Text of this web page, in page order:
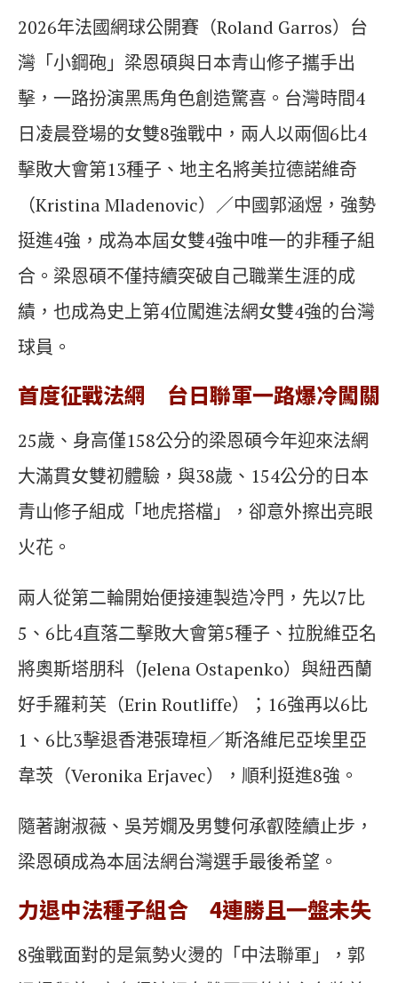
2026年法國網球公開賽（Roland Garros）台
灣「小鋼砲」梁恩碩與日本青山修子攜手出
擊，一路扮演黑馬角色創造驚喜。台灣時間4
日凌晨登場的女雙8強戰中，兩人以兩個6比4
擊敗大會第13種子、地主名將美拉德諾維奇
（Kristina Mladenovic）／中國郭涵煜，強勢
挺進4強，成為本屆女雙4強中唯一的非種子組
合。梁恩碩不僅持續突破自己職業生涯的成
績，也成為史上第4位闖進法網女雙4強的台灣
球員。
首度征戰法網 台日聯軍一路爆冷闖關
25歲、身高僅158公分的梁恩碩今年迎來法網
大滿貫女雙初體驗，與38歲、154公分的日本
青山修子組成「地虎搭檔」，卻意外擦出亮眼
火花。
兩人從第二輪開始便接連製造冷門，先以7比
5、6比4直落二擊敗大會第5種子、拉脫維亞名
將奧斯塔朋科（Jelena Ostapenko）與紐西蘭
好手羅莉芙（Erin Routliffe）；16強再以6比
1、6比3擊退香港張瑋桓／斯洛維尼亞埃里亞
韋茨（Veronika Erjavec），順利挺進8強。
隨著謝淑薇、吳芳嫺及男雙何承叡陸續止步，
梁恩碩成為本屆法網台灣選手最後希望。
力退中法種子組合 4連勝且一盤未失
8強戰面對的是氣勢火燙的「中法聯軍」，郭